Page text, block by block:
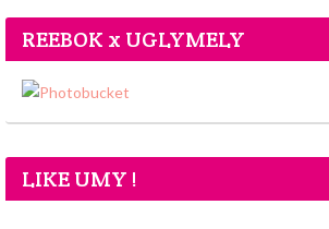
REEBOK x UGLYMELY
LIKE UMY !